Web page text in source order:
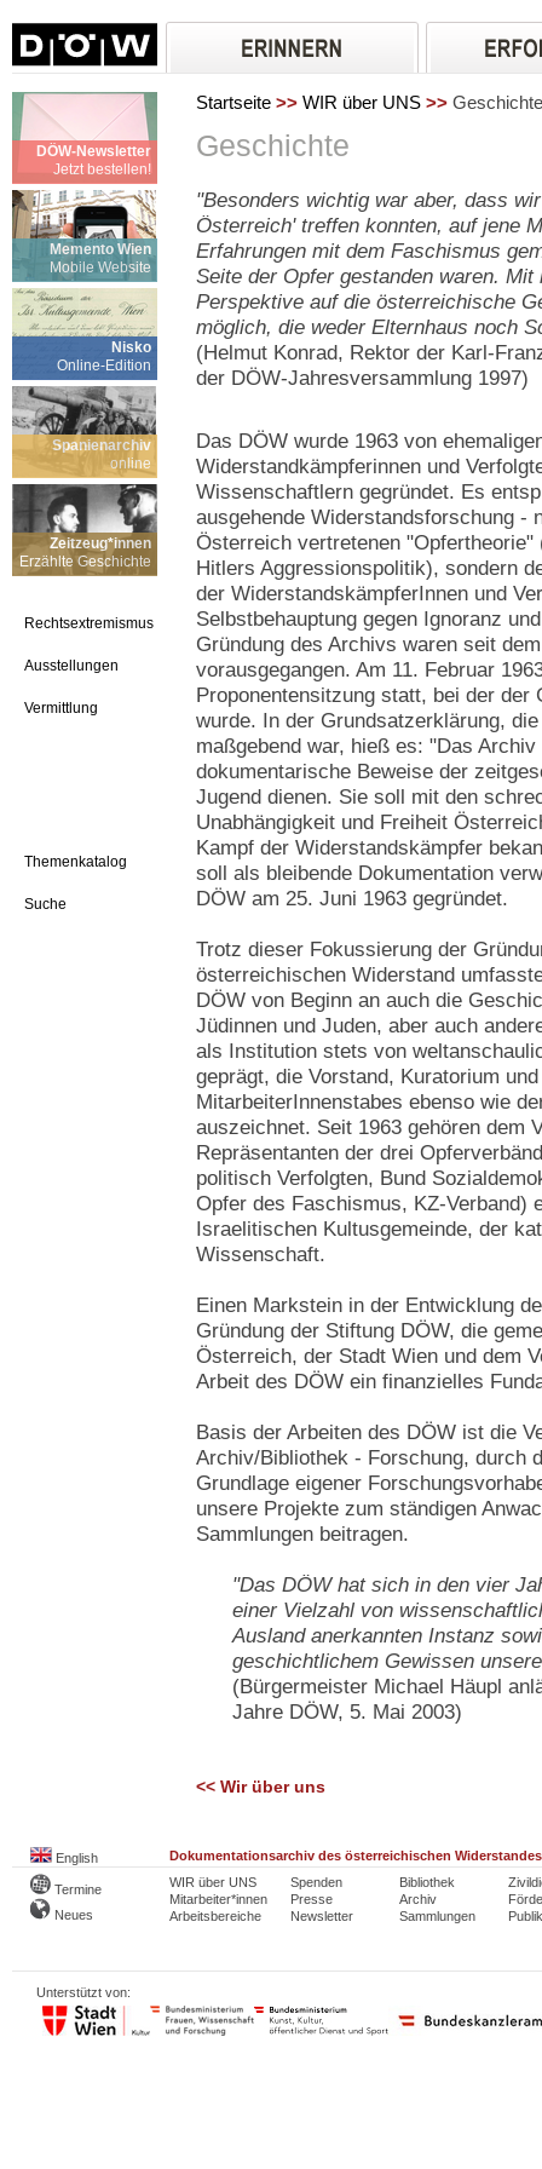
DÖW-Newsletter
Jetzt bestellen!
Memento Wien
Mobile Website
Nisko
Online-Edition
Spanienarchiv
online
Zeitzeug*innen
Erzählte Geschichte
Rechtsextremismus
Ausstellungen
Vermittlung
Themenkatalog
Suche
Startseite >> WIR über UNS >> Geschichte
Geschichte
"Besonders wichtig war aber, dass
Österreich' treffen konnten, auf jene
Erfahrungen mit dem Faschismus
Seite der Opfer gestanden waren.
Perspektive auf die österreichische
möglich, die weder Elternhaus noch
(Helmut Konrad, Rektor der Karl-
der DÖW-Jahresversammlung 1997)
Das DÖW wurde 1963 von
Widerstandkämpferinnen und
Wissenschaftlern gegründet. Es
ausgehende Widerstandsforschung -
Österreich vertretenen
Hitlers Aggressionspolitik), sondern
der WiderstandskämpferInnen und
Selbstbehauptung gegen Ignoranz
Gründung des Archivs waren seit
vorausgegangen. Am 11. Februar
Proponentensitzung statt, bei der der
wurde. In der Grundsatzerklärung,
maßgebend war, hieß es: "Das
dokumentarische Beweise der
Jugend dienen. Sie soll mit den
Unabhängigkeit und Freiheit
Kampf der Widerstandskämpfer
soll als bleibende Dokumentation
DÖW am 25. Juni 1963 gegründet.
Trotz dieser Fokussierung der
österreichischen Widerstand
DÖW von Beginn an auch die
Jüdinnen und Juden, aber auch
als Institution stets von
geprägt, die Vorstand, Kuratorium
MitarbeiterInnenstabes ebenso wie
auszeichnet. Seit 1963 gehören dem
Repräsentanten der drei
politisch Verfolgten, Bund
Opfer des Faschismus, KZ-Verband)
Israelitischen Kultusgemeinde, der
Wissenschaft.
Einen Markstein in der Entwicklung
Gründung der Stiftung DÖW, die
Österreich, der Stadt Wien und dem
Arbeit des DÖW ein finanzielles
Basis der Arbeiten des DÖW ist die
Archiv/Bibliothek - Forschung, durch
Grundlage eigener
unsere Projekte zum ständigen
Sammlungen beitragen.
"Das DÖW hat sich in den vier
einer Vielzahl von
Ausland anerkannten Instanz
geschichtlichem Gewissen
(Bürgermeister Michael Häupl
Jahre DÖW, 5. Mai 2003)
<< Wir über uns
English Dokumentationsarchiv des österreichischen Widerstandes
Termine
Neues
WIR über UNS
Mitarbeiter*innen
Arbeitsbereiche
Spenden
Presse
Newsletter
Bibliothek
Archiv
Sammlungen
Unterstützt von: